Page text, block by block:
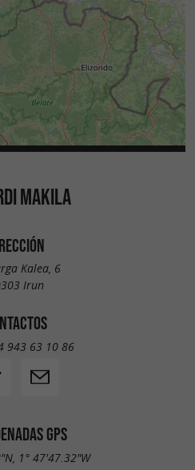
MAKILA
Kalea, 6
Irun
943 63 10 86
GPS
1° 47'47.32"W